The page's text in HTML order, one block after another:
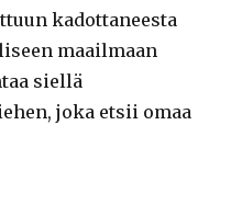
kadottaneesta
maailmaan
siellä
joka etsii omaa